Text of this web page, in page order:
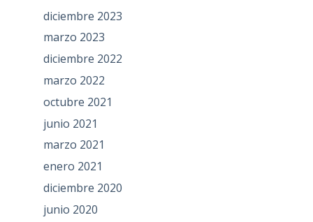
diciembre 2023
marzo 2023
diciembre 2022
marzo 2022
octubre 2021
junio 2021
marzo 2021
enero 2021
diciembre 2020
junio 2020